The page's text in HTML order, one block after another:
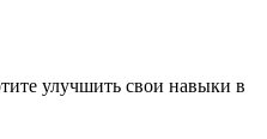
улучшить свои навыки в